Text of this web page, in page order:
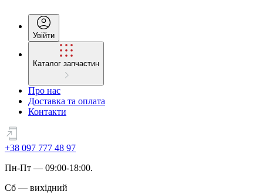
Увійти
Каталог запчастин
Про нас
Доставка та оплата
Контакти
+38 097 777 48 97
Пн-Пт — 09:00-18:00.
Сб — вихідний